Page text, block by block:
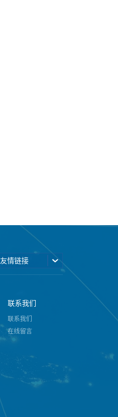
友情链接
联系我们
联系我们
在线留言